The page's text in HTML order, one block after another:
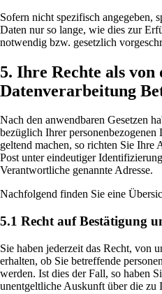
Sofern nicht spezifisch angegeben,
Daten nur so lange, wie dies zur
notwendig bzw. gesetzlich
5. Ihre Rechte als von
Datenverarbeitung
Nach den anwendbaren Gesetzen
bezüglich Ihrer
geltend machen, so richten Sie
Post unter eindeutiger
Verantwortliche genannte Adresse.
Nachfolgend finden Sie eine
5.1 Recht auf Bestätigung
Sie haben jederzeit das Recht, von
erhalten, ob Sie betreffende
werden. Ist dies der Fall, so haben
unentgeltliche Auskunft über die zu